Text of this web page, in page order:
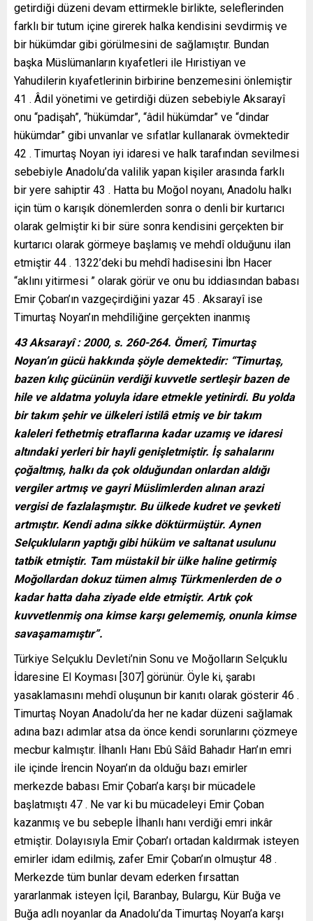
getirdiği düzeni devam ettirmekle birlikte, seleflerinden
farklı bir tutum içine girerek halka kendisini sevdirmiş ve
bir hükümdar gibi görülmesini de sağlamıştır. Bundan
başka Müslümanların kıyafetleri ile Hıristiyan ve
Yahudilerin kıyafetlerinin birbirine benzemesini önlemiştir
41 . Âdil yönetimi ve getirdiği düzen sebebiyle Aksarayî
onu “padişah”, “hükümdar”, “âdil hükümdar” ve “dindar
hükümdar” gibi unvanlar ve sıfatlar kullanarak övmektedir
42 . Timurtaş Noyan iyi idaresi ve halk tarafından sevilmesi
sebebiyle Anadolu’da valilik yapan kişiler arasında farklı
bir yere sahiptir 43 . Hatta bu Moğol noyanı, Anadolu halkı
için tüm o karışık dönemlerden sonra o denli bir kurtarıcı
olarak gelmiştir ki bir süre sonra kendisini gerçekten bir
kurtarıcı olarak görmeye başlamış ve mehdî olduğunu ilan
etmiştir 44 . 1322’deki bu mehdî hadisesini İbn Hacer
“aklını yitirmesi ” olarak görür ve onu bu iddiasından babası
Emir Çoban’ın vazgeçirdiğini yazar 45 . Aksarayî ise
Timurtaş Noyan’ın mehdîliğine gerçekten inanmış
43 Aksarayî : 2000, s. 260-264. Ömerî, Timurtaş
Noyan’ın gücü hakkında şöyle demektedir: “Timurtaş,
bazen kılıç gücünün verdiği kuvvetle sertleşir bazen de
hile ve aldatma yoluyla idare etmekle yetinirdi. Bu yolda
bir takım şehir ve ülkeleri istilâ etmiş ve bir takım
kaleleri fethetmiş etraflarına kadar uzamış ve idaresi
altındaki yerleri bir hayli genişletmiştir. İş sahalarını
çoğaltmış, halkı da çok olduğundan onlardan aldığı
vergiler artmış ve gayri Müslimlerden alınan arazi
vergisi de fazlalaşmıştır. Bu ülkede kudret ve şevketi
artmıştır. Kendi adına sikke döktürmüştür. Aynen
Selçukluların yaptığı gibi hüküm ve saltanat usulunu
tatbik etmiştir. Tam müstakil bir ülke haline getirmiş
Moğollardan dokuz tümen almış Türkmenlerden de o
kadar hatta daha ziyade elde etmiştir. Artık çok
kuvvetlenmiş ona kimse karşı gelememiş, onunla kimse
savaşamamıştır”.
Türkiye Selçuklu Devleti’nin Sonu ve Moğolların Selçuklu
İdaresine El Koyması [307] görünür. Öyle ki, şarabı
yasaklamasını mehdî oluşunun bir kanıtı olarak gösterir 46 .
Timurtaş Noyan Anadolu’da her ne kadar düzeni sağlamak
adına bazı adımlar atsa da önce kendi sorunlarını çözmeye
mecbur kalmıştır. İlhanlı Hanı Ebû Sâîd Bahadır Han’ın emri
ile içinde İrencin Noyan’ın da olduğu bazı emirler
merkezde babası Emir Çoban’a karşı bir mücadele
başlatmıştı 47 . Ne var ki bu mücadeleyi Emir Çoban
kazanmış ve bu sebeple İlhanlı hanı verdiği emri inkâr
etmiştir. Dolayısıyla Emir Çoban’ı ortadan kaldırmak isteyen
emirler idam edilmiş, zafer Emir Çoban’ın olmuştur 48 .
Merkezde tüm bunlar devam ederken fırsattan
yararlanmak isteyen İçil, Baranbay, Bulargu, Kür Buğa ve
Buğa adlı noyanlar da Anadolu’da Timurtaş Noyan’a karşı